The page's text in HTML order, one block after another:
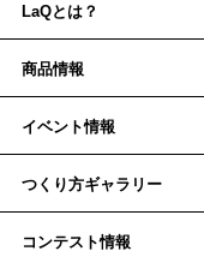
LaQとは？
商品情報
イベント情報
つくり方ギャラリー
コンテスト情報